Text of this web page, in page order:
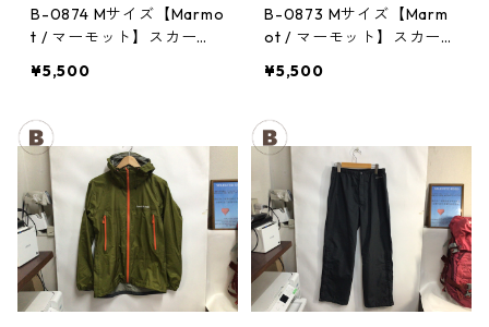
B-0874 Mサイズ【Marmo
t / マーモット】スカー
GRY レディース
¥5,500
B-0873 Mサイズ【Marm
ot / マーモット】スカー
GRY レディース
¥5,500